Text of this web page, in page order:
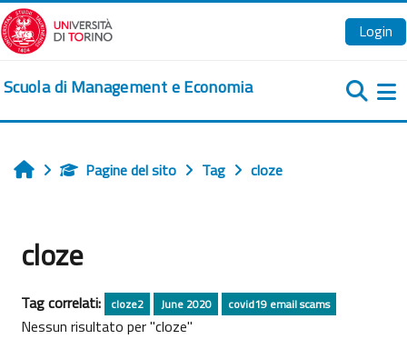
Vai al contenuto principale
Login
Scuola di Management e Economia
HomePagine del sito Tag cloze
cloze
Tag correlati: cloze2 June 2020 covid19 email scams
Nessun risultato per "cloze"